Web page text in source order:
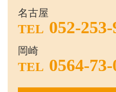
名古屋
TEL 052-
岡崎
TEL 0564-73-